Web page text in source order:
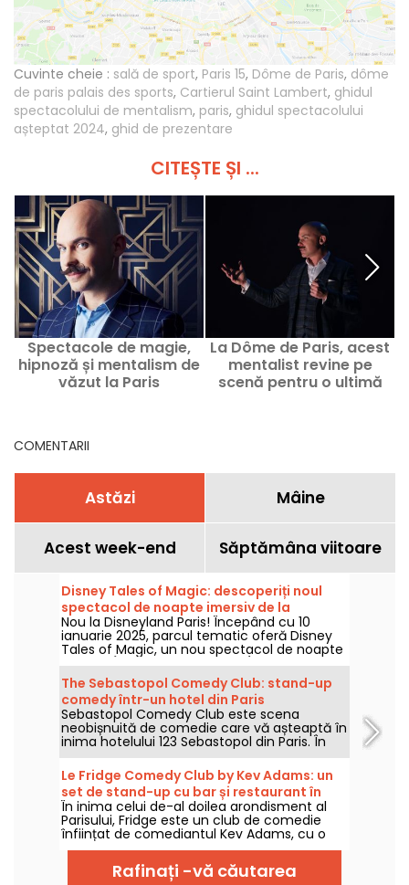
Cuvinte cheie : sală de sport, Paris 15, Dôme de Paris, dôme
de paris palais des sports, Cartierul Saint Lambert, ghidul
spectacolului de mentalism, paris, ghidul spectacolului
așteptat 2024, ghid de prezentare
CITEȘTE ȘI ...
Spectacole de magie,
hipnoză și mentalism de
văzut la Paris
La Dôme de Paris, acest
mentalist revine pe
scenă pentru o ultimă
COMENTARII
Astăzi Mâine
Acest week-end Săptămâna viitoare
Disney Tales of Magic: descoperiți noul
spectacol de noapte imersiv de la
Disneyland Paris
Nou la Disneyland Paris! Începând cu 10
ianuarie 2025, parcul tematic oferă Disney
Tales of Magic, un nou spectacol de noapte
imersiv. În program: proiecții (nu doar pe
castel), efecte de lumină și, ca întotdeauna,
scene inspirate din filmele Disney și Pixar!
The Sebastopol Comedy Club: stand-up
comedy într-un hotel din Paris
Sebastopol Comedy Club este scena
neobișnuită de comedie care vă așteaptă în
inima hotelului 123 Sebastopol din Paris. În
inima unui hotel, în fiecare weekend veți
găsi o scenă de stand-up găzduită de artiști
consacrați.
Le Fridge Comedy Club by Kev Adams: un
set de stand-up cu bar și restaurant în
Paris, părerea noastră
În inima celui de-al doilea arondisment al
Parisului, Fridge este un club de comedie
înființat de comediantul Kev Adams, cu o
scenă de stand-up pe care evoluează
talente actuale și viitoare, precum și un bar
cu cocktailuri creative și un restaurant.
Rafinați -vă căutarea